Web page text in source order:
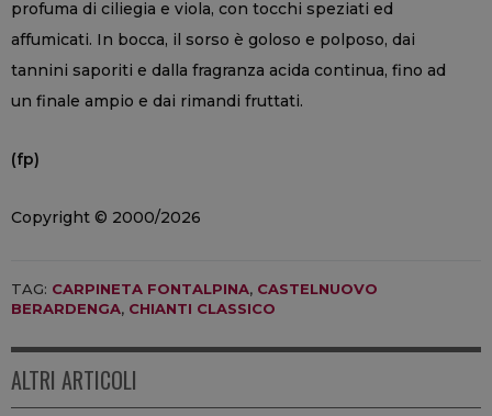
profuma di ciliegia e viola, con tocchi speziati ed
affumicati. In bocca, il sorso è goloso e polposo, dai
tannini saporiti e dalla fragranza acida continua, fino ad
un finale ampio e dai rimandi fruttati.
(fp)
Copyright © 2000/2026
TAG: CARPINETA FONTALPINA, CASTELNUOVO
BERARDENGA, CHIANTI CLASSICO
ALTRI ARTICOLI